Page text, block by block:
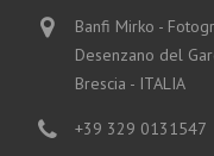
Banfi Mirko -
Desenzano del
Brescia - ITALIA
+39 329 0131547